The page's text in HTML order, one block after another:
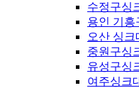
수정구싱
용인 기흥
오산 싱
중원구싱
유성구싱
여주싱크